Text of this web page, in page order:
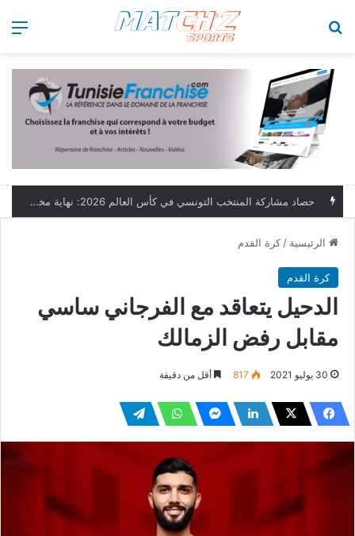
الرئيسية / كرة القدم
كرة القدم
الدحيل يتعاقد مع الفرجاني ساسي
مقابل رفض الزمالك
30 يوليو 2021 817 أقل من دقيقة